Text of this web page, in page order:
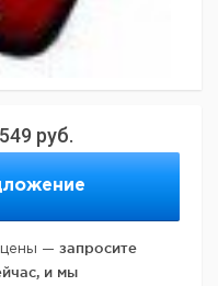
руб.
цены — запросите
и мы